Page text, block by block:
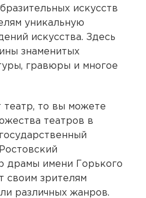
искусств
уникальную
искусства. Здесь
знаменитых
гравюры и многое
театр, то вы можете
театров в
драмы имени Горького
своим зрителям
различных жанров.